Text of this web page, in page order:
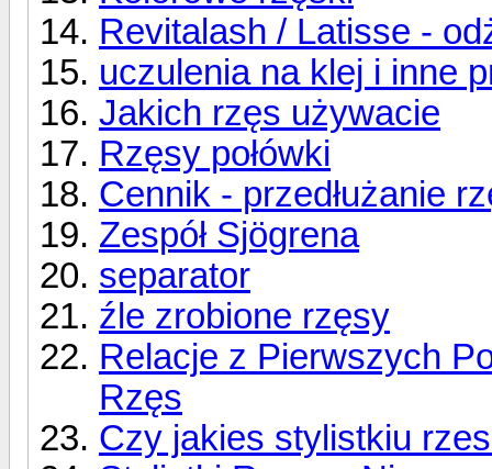
Revitalash / Latisse -
uczulenia na klej i inne
Jakich rzęs używacie
Rzęsy połówki
Cennik - przedłużanie
Zespół Sjögrena
separator
źle zrobione rzęsy
Relacje z Pierwszych
Rzęs
Czy jakies stylistkiu